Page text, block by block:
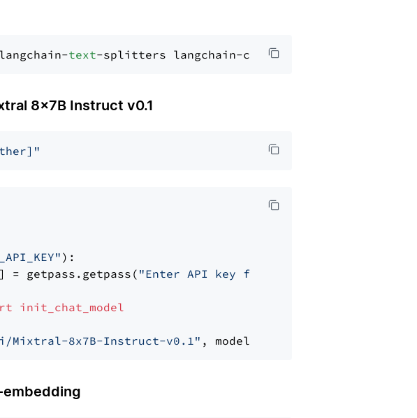
text
8x7B Instruct v0.1
):
] = getpass.getpass( "Enter API key for Together AI: "
init_chat_model
Mixtral-8x7B-Instruct-v0.1" , model_provider=
embedding